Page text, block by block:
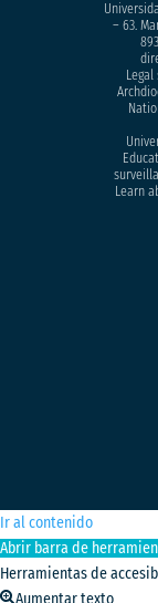
– 63.
Learn
Ir al contenido
Abrir barra de
Herramientas de
Aumentar texto